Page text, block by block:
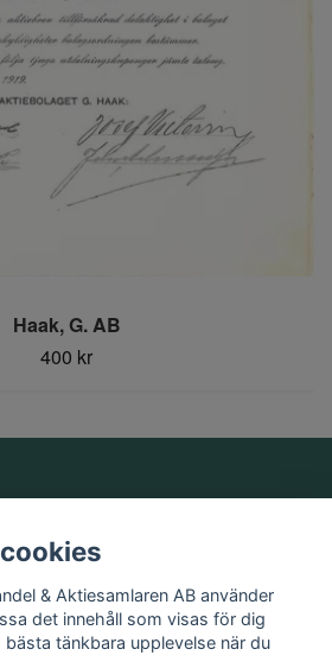
Haak, G. AB
400 kr
& Aktiesamlaren AB använder
det innehåll som visas för dig
tänkbara upplevelse när du